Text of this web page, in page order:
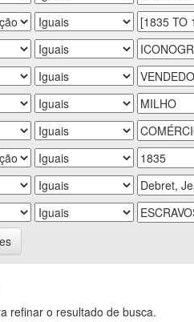
refinar o resultado de busca.